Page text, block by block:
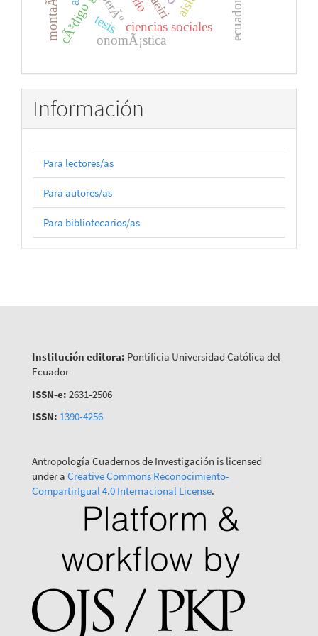
ciencias sociales ecuador.
perÃº
tesis
onomÃ¡stica
montaÃ±a
Información
Para lectores/as
Para autores/as
Para bibliotecarios/as
Institución editora: Pontificia Universidad Católica del
Ecuador
ISSN-e: 2631-2506
ISSN: 1390-4256
Antropología Cuadernos de Investigación is licensed
under a Creative Commons Reconocimiento-
CompartirIgual 4.0 Internacional License.